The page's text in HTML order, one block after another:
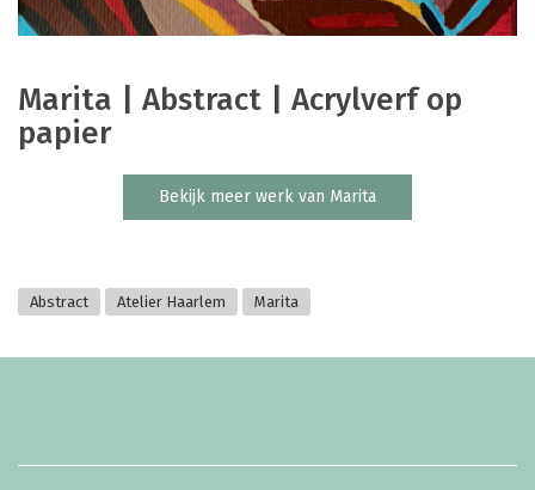
Marita | Abstract | Acrylverf op
papier
Bekijk meer werk van Marita
Abstract Atelier Haarlem Marita